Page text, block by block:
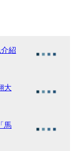
紹
大
馬